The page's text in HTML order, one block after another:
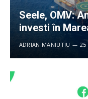
Seele, OMV:
investi în
ADRIAN MANIUTIU 25